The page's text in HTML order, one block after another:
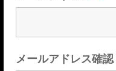
メールアドレス確認